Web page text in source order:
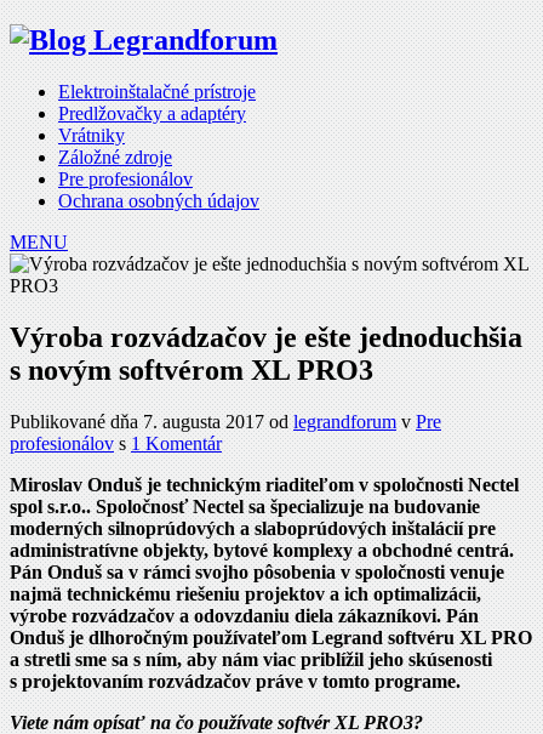
Elektroinštalačné prístroje
Predlžovačky a adaptéry
Vrátniky
Záložné zdroje
Pre profesionálov
Ochrana osobných údajov
MENU
Výroba rozvádzačov je ešte jednoduchšia
s novým softvérom XL PRO3
Publikované dňa 7. augusta 2017odlegrandforum vPre
profesionálov s1 Komentár
Miroslav Onduš je technickým riaditeľom v spoločnosti Nectel
spol s.r.o.. Spoločnosť Nectel sa špecializuje na budovanie
moderných silnoprúdových a slaboprúdových inštalácií pre
administratívne objekty, bytové komplexy a obchodné centrá.
Pán Onduš sa v rámci svojho pôsobenia v spoločnosti venuje
najmä technickému riešeniu projektov a ich optimalizácii,
výrobe rozvádzačov a odovzdaniu diela zákazníkovi. Pán
Onduš je dlhoročným používateľom Legrand softvéru XL PRO
a stretli sme sa s ním, aby nám viac priblížil jeho skúsenosti
s projektovaním rozvádzačov práve v tomto programe.
Viete nám opísať na čo používate softvér XL PRO3?